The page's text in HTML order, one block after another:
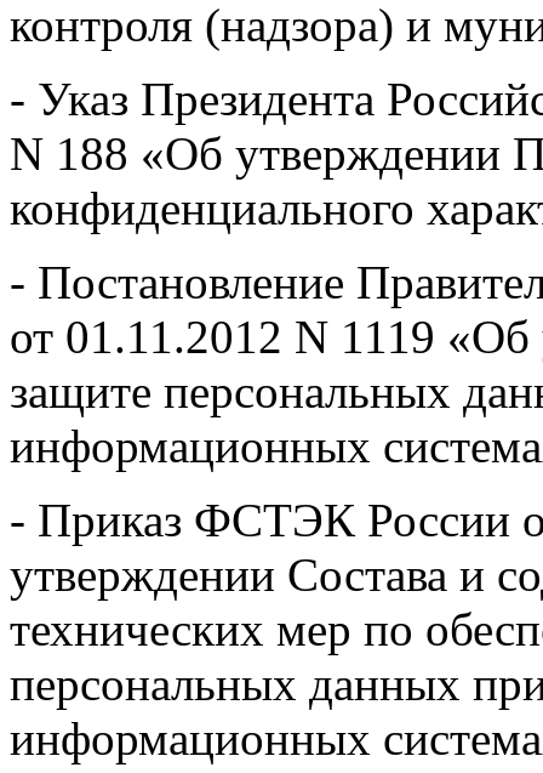
контроля (надзора) и
- Указ Президента
N 188 «Об утверждении
конфиденциального
- Постановление
от 01.11.2012 N 1119
защите персональных
информационных
- Приказ ФСТЭК России
утверждении Состава и
технических мер по
персональных данных
информационных